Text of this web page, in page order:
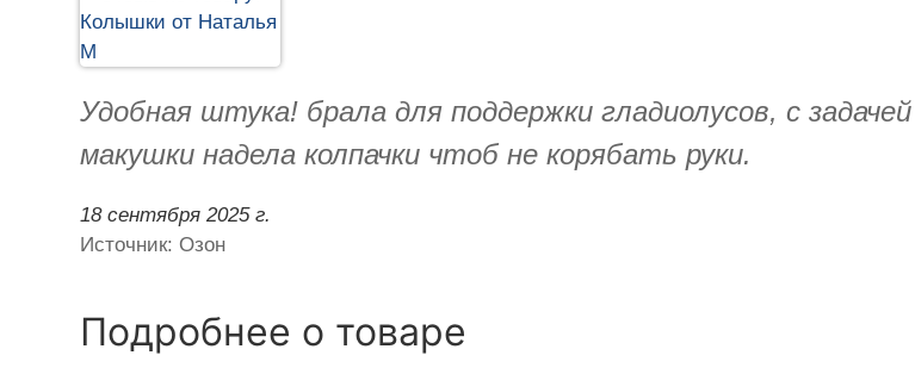
Удобная штука! брала для поддержки гладиолусов, с
макушки надела колпачки чтоб не корябать руки.
18 сентября 2025 г.
Источник: Озон
Подробнее о товаре